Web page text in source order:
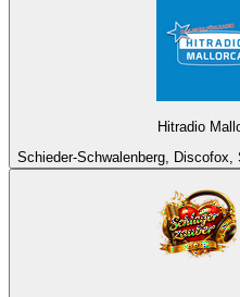
Hitradio
Schieder-Schwalenberg,